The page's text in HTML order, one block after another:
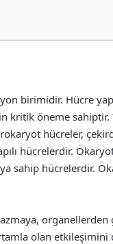
birimidir. Hücre
kritik öneme sahiptir.
hücreler,
hücrelerdir.
sahip hücrelerdir.
olan